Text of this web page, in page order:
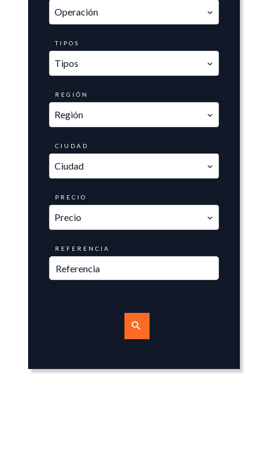
Operación
TIPOS
Tipos
REGIÓN
Región
CIUDAD
Ciudad
PRECIO
Precio
REFERENCIA